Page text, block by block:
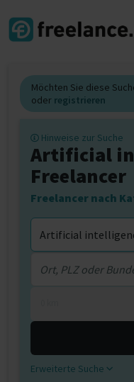
Möchten Sie diese
oder registrieren
Hinweise zur Suche
Artificial
Freelancer
Freelancer nach
Erweiterte Suche